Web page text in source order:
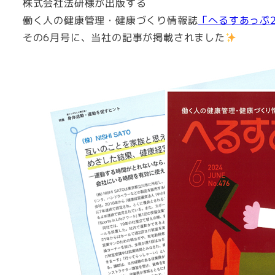
株式会社法研様が出版する
働く人の健康管理・健康づくり情報誌 「へるすあっ
その6月号に、当社の記事が掲載されました